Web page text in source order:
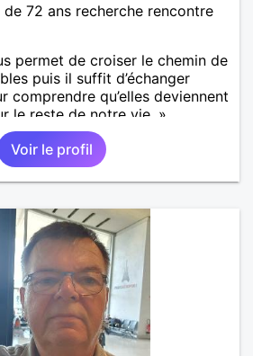
72 ans recherche rencontre
permet de croiser le chemin de
puis il suffit d’échanger
comprendre qu’elles deviennent
le reste de notre vie. »
Voir le profil